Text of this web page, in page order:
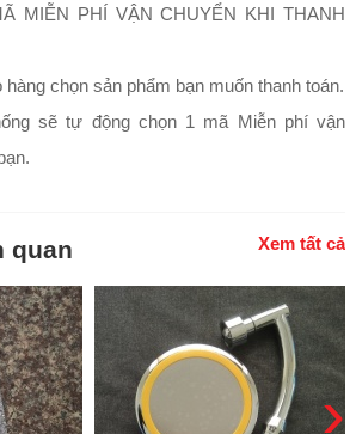
MIỄN PHÍ VẬN CHUYỂN KHI THANH
chọn sản phẩm bạn muốn thanh toán.
sẽ tự động chọn 1 mã Miễn phí vận
quan Xem tất cả
›